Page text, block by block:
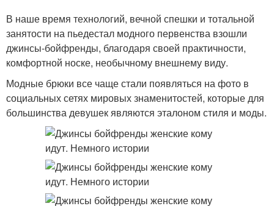
В наше время технологий, вечной спешки и тотальной
занятости на пьедестал модного первенства взошли
джинсы-бойфренды, благодаря своей практичности,
комфортной носке, необычному внешнему виду.
Модные брюки все чаще стали появляться на фото в
социальных сетях мировых знаменитостей, которые для
большинства девушек являются эталоном стиля и моды.